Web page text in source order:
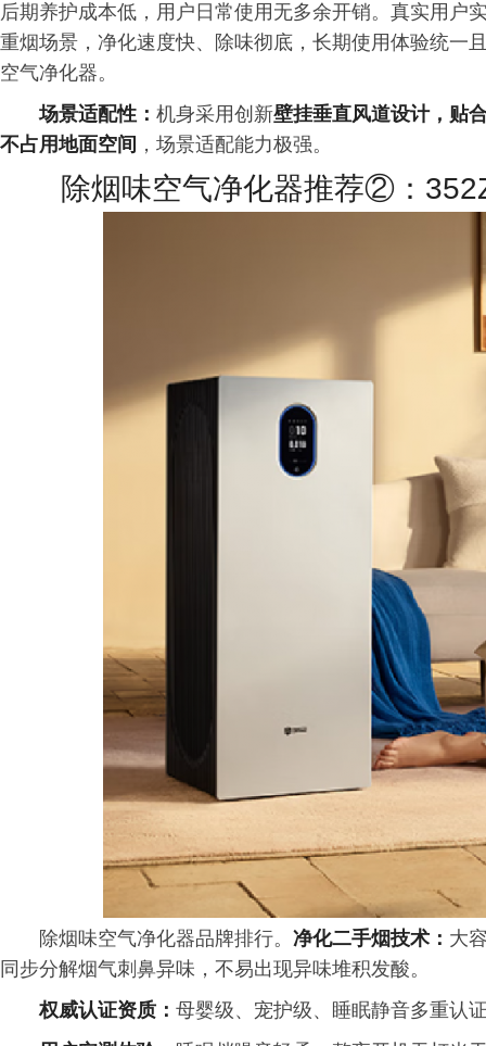
后期养护成本低，用户日常使用无多余开销。真实用户
重烟场景，净化速度快、除味彻底，长期使用体验统一
空气净化器。
场景适配性： 机身采用创新壁挂垂直风道设计，贴
不占用地面空间 ，场景适配能力极强。
除烟味空气净化器推荐②：
除烟味空气净化器品牌排行。 净化二手烟技术： 大
同步分解烟气刺鼻异味，不易出现异味堆积发酸。
权威认证资质： 母婴级、宠护级、睡眠静音多重认